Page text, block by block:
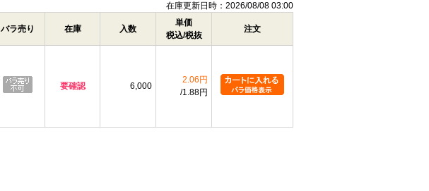
在庫更新日時：2026/08/08 03:00
バラ売り 在庫 入数
単価
税込/税抜
注文
要確認 6,000
2.06円
1.88円